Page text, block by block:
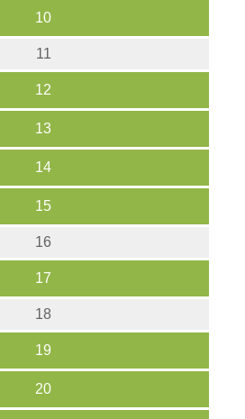
10
11
12
13
14
15
16
17
18
19
20